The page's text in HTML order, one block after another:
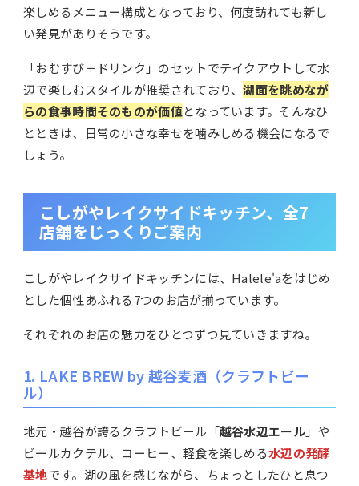
楽しめるメニュー構成となっており、何度訪れても新し
い発見がありそうです。
「おむすび＋ドリンク」のセットでテイクアウトして水
辺で楽しむスタイルが推奨されており、湖面を眺めなが
らの食事時間そのものが価値となっています。そんなひ
とときは、日常の小さな幸せを噛みしめる機会になるで
しょう。
こしがやレイクサイドキッチン、全7
店舗をじっくりご案内
こしがやレイクサイドキッチンには、Halele'aをはじめ
とした個性あふれる7つのお店が揃っています。
それぞれのお店の魅力をひとつずつ見ていきますね。
1. LAKE BREW by 越谷麦酒（クラフトビー
ル）
地元・越谷が誇るクラフトビール「越谷水辺エール」や
ビールカクテル、コーヒー、軽食を楽しめる水辺の発酵
基地です。湖の風を感じながら、ちょっとしたひと息つ